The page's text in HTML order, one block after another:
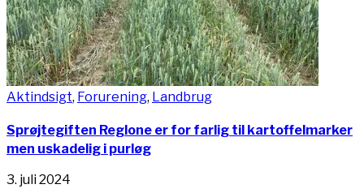
Aktindsigt, Forurening, Landbrug
Sprøjtegiften Reglone er for farlig til kartoffelmarker
men uskadelig i purløg
3. juli 2024